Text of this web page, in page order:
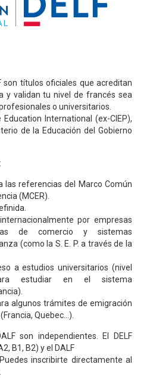
son títulos oficiales que acreditan
y validan tu nivel de francés sea
o universitarios.
International (ex-CIEP),
de la Educación del Gobierno
las referencias del Marco Común
(MCER).
por empresas
de comercio y sistemas
(como la S. E. P. a través de la
a estudios universitarios (nivel
estudiar en el sistema
algunos trámites de emigración
Quebec…).
son independientes. El DELF
B1, B2) y el DALF
inscribirte directamente al